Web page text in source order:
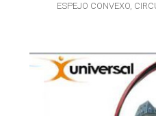
ESPEJO CONVEXO,